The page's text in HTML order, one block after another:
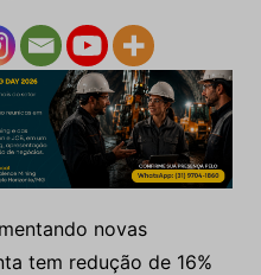
novas
tem redução de 16%